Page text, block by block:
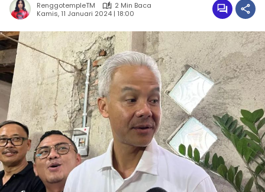
RenggotempleTM
2 Min Baca
Kamis, 11 Januari 2024 | 18:00